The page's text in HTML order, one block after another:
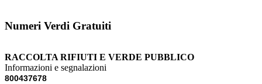
Numeri Verdi Gratuiti
RACCOLTA RIFIUTI E VERDE PUBBLICO
Informazioni e segnalazioni
800437678